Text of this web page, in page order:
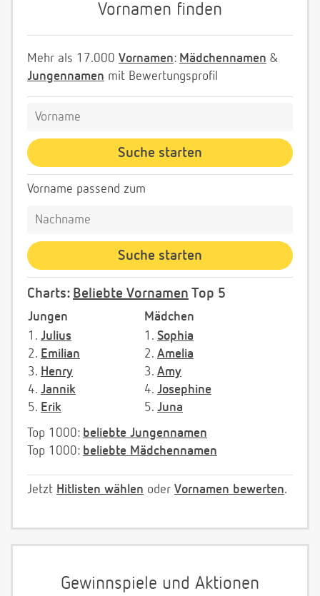
Vornamen finden
Mehr als 17.000 Vornamen: Mädchennamen &
Jungennamen mit Bewertungsprofil
Vorname passend zum
Charts: Beliebte Vornamen Top 5
Jungen
Mädchen
1. Julius
2. Emilian
3. Henry
4. Jannik
5. Erik
1. Sophia
2. Amelia
3. Amy
4. Josephine
5. Juna
Top 1000: beliebte Jungennamen
Top 1000: beliebte Mädchennamen
Jetzt Hitlisten wählen oder Vornamen bewerten.
Gewinnspiele und Aktionen